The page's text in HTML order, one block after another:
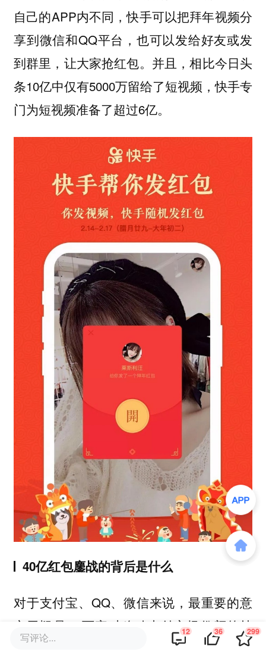
自己的APP内不同，快手可以把拜年视频分
享到微信和QQ平台，也可以发给好友或发
到群里，让大家抢红包。并且，相比今日头
条10亿中仅有5000万留给了短视频，快手专
门为短视频准备了超过6亿。
40亿红包鏖战的背后是什么
对于支付宝、QQ、微信来说，最重要的意
义无疑是AT两家对移动支付市场份额的持
续争夺。
写评论... 12 36 299